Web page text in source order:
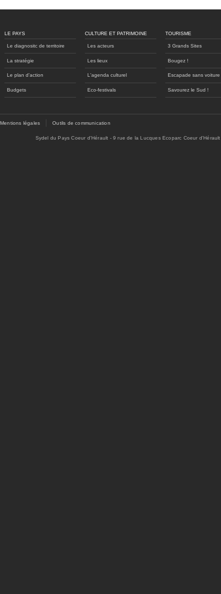
LE PAYS
Le diagnositc de territoire
La stratégie
Le plan d'action
Budgets
CULTURE ET PATRIMOINE
Les acteurs
Les lieux
L'agenda culturel
Eco-festivals
TOURISME
3 Grands Sites
Bougez !
Escapade sans voiture
Savourez le Sud !
Mentions légales Outils de communication
Sydel du Pays Coeur d'Hérault - 9 rue de la Lucques Ecoparc Coeur